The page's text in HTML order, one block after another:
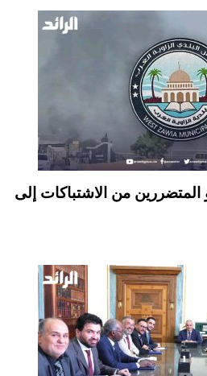
المتضررين من الاشتباكات إلى